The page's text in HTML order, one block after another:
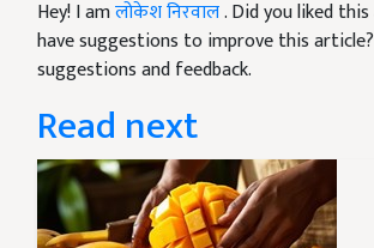
Hey! I amलोकेश निरवाल. Did you liked
have suggestions to improve this article?
suggestions and feedback.
Read next